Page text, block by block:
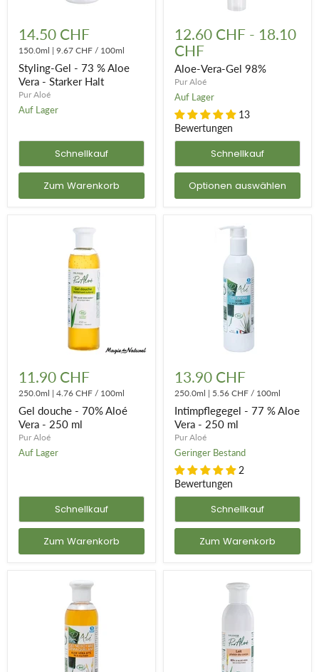
Gel
73
%
Aloe
Vera
Starker
14.50 CHF
150.0ml | 9.67 CHF / 100ml
Styling-Gel - 73 % Aloe
Vera - Starker Halt
Pur Aloé
Auf Lager
Schnellkauf
Zum Warenkorb
Vera-
Gel
98%
12.60 CHF - 18.10
CHF
Aloe-Vera-Gel 98%
Pur Aloé
Auf Lager
13
Bewertungen
Schnellkauf
Optionen auswählen
douche
70%
Aloé
Vera
250
ml
11.90 CHF
250.0ml | 4.76 CHF / 100ml
Gel douche - 70% Aloé
Vera - 250 ml
Pur Aloé
Auf Lager
Schnellkauf
Zum Warenkorb
77
%
Aloe
Vera
250
ml
13.90 CHF
250.0ml | 5.56 CHF / 100ml
Intimpflegegel - 77 % Aloe
Vera - 250 ml
Pur Aloé
Geringer Bestand
2
Bewertungen
Schnellkauf
Zum Warenkorb